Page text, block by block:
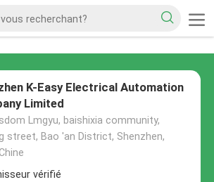
K-Easy Electrical Automation
Limited
Lmgyu, baishixia community,
street, Bao 'an District, Shenzhen,
vérifié